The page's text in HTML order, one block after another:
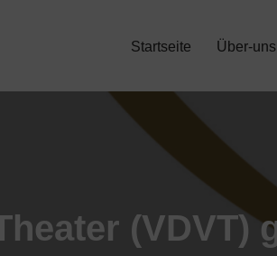
Startseite Über-uns
(VDVT)